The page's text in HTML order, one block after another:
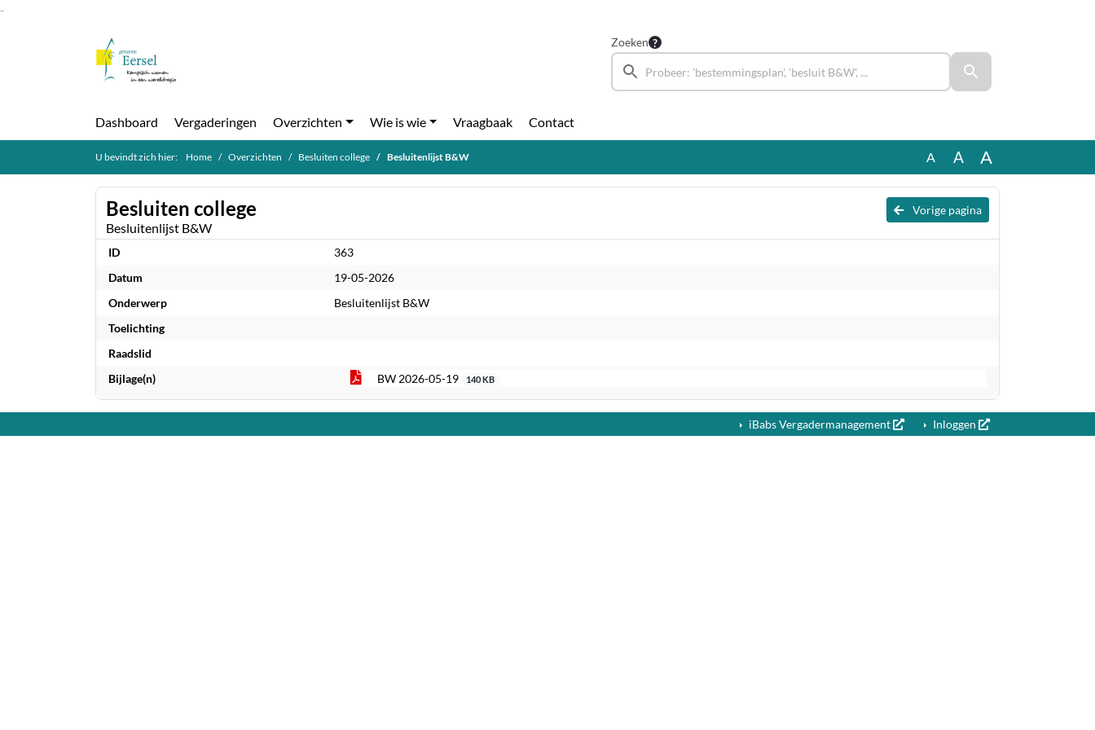
Zoeken
Dashboard Vergaderingen Overzichten Wie is wie Vraagbaak Contact
U bevindt zich hier: Home Overzichten Besluiten college Besluitenlijst B&W A A A
Vorige pagina
Besluiten college
Besluitenlijst B&W
ID
363
Datum
19-05-2026
Onderwerp
Besluitenlijst B&W
Toelichting
Raadslid
Bijlage(n)
BW 2026-05-19 140 KB
iBabs Vergadermanagement Inloggen